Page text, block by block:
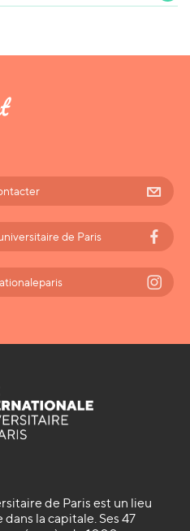
de Paris
de Paris est un lieu
la capitale. Ses 47